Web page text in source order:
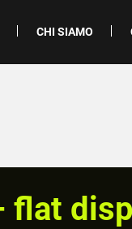
CHI SIAMO
flat